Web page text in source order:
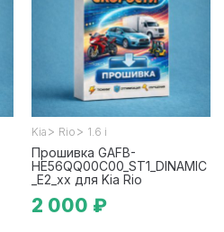
Kia > Rio > 1.6 i
Прошивка GAFB-
HE56QQ00C00_ST1_DINAMIC
_E2_xx для Kia Rio
2 000 ₽